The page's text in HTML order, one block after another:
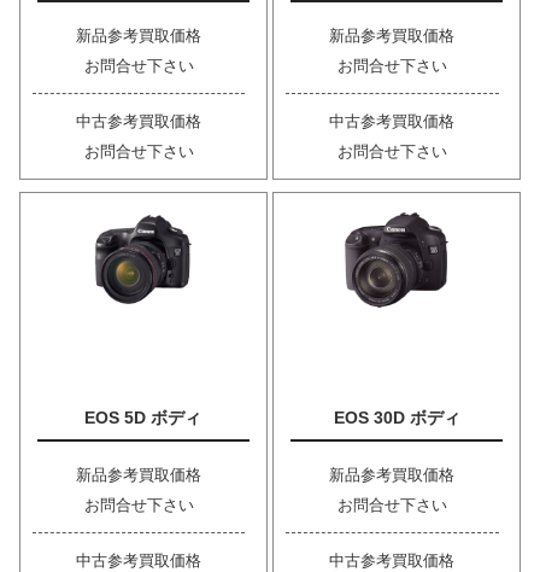
新品参考買取価格
お問合せ下さい
中古参考買取価格
お問合せ下さい
新品参考買取価格
お問合せ下さい
中古参考買取価格
お問合せ下さい
EOS 5D ボディ
新品参考買取価格
お問合せ下さい
中古参考買取価格
EOS 30D ボディ
新品参考買取価格
お問合せ下さい
中古参考買取価格